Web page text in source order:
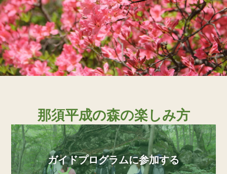
那須平成の森の楽しみ方
ガイドプログラムに参加する